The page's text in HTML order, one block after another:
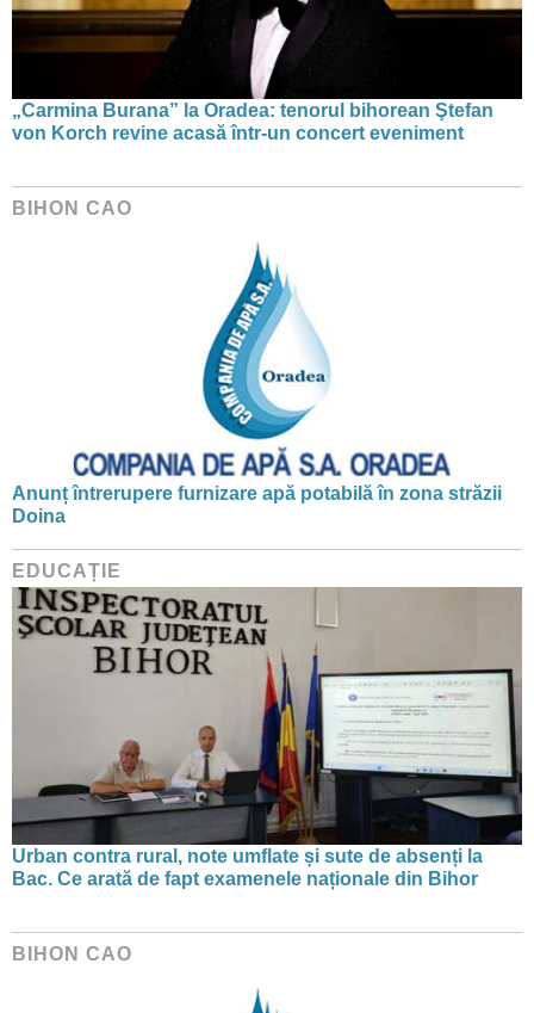
„Carmina Burana” la Oradea: tenorul bihorean Ştefan
von Korch revine acasă într-un concert eveniment
BIHON CAO
Anunț întrerupere furnizare apă potabilă în zona străzii
Doina
EDUCAȚIE
Urban contra rural, note umflate și sute de absenți la
Bac. Ce arată de fapt examenele naționale din Bihor
BIHON CAO